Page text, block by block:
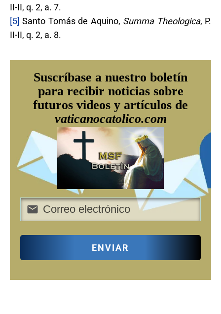
II-II, q. 2, a. 7.
[5] Santo Tomás de Aquino, Summa Theologica, P.
II-II, q. 2, a. 8.
Suscríbase a nuestro boletín
para recibir noticias sobre
futuros videos y artículos de
vaticanocatolico.com
ENVIAR